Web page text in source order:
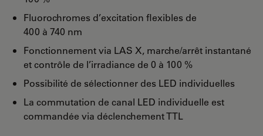
Fluorochromes d’excitation flexibles de
400 à 740 nm
Fonctionnement via LAS X, marche/arrêt instantané
et contrôle de l’irradiance de 0 à 100 %
Possibilité de sélectionner des LED individuelles
La commutation de canal LED individuelle est
commandée via déclenchement TTL